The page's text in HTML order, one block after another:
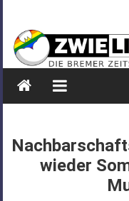
springen
ZWIELICHT
BREMEN
DIE
PSYCHOSOZIALE
THEMENwieder